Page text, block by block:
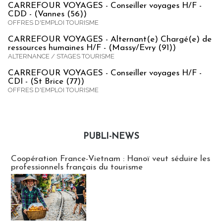
CARREFOUR VOYAGES - Conseiller voyages H/F -
CDD - (Vannes (56))
OFFRES D'EMPLOI TOURISME
CARREFOUR VOYAGES - Alternant(e) Chargé(e) de
ressources humaines H/F - (Massy/Evry (91))
ALTERNANCE / STAGES TOURISME
CARREFOUR VOYAGES - Conseiller voyages H/F -
CDI - (St Brice (77))
OFFRES D'EMPLOI TOURISME
PUBLI-NEWS
Coopération France-Vietnam : Hanoï veut séduire les
professionnels français du tourisme